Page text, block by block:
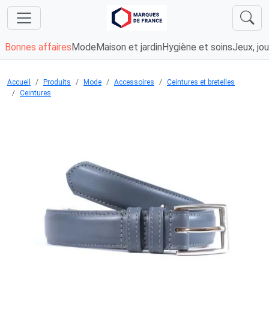
Bonnes affaires Mode Maison et jardin Hygiène et soinsJeux,
Accueil Produits Mode Accessoires
Ceintures et bretelles
Ceintures